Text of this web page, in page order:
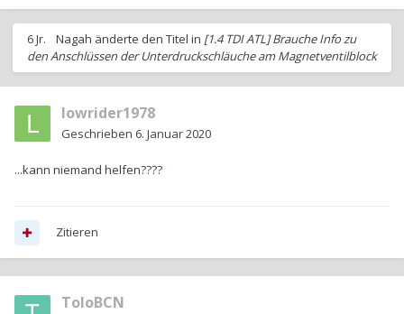
6 Jr. Nagah änderte den Titel in [1.4 TDI ATL] Brauche Info zu
den Anschlüssen der Unterdruckschläuche am Magnetventilblock
lowrider1978
Geschrieben 6. Januar 2020
...kann niemand helfen????
Zitieren
ToloBCN